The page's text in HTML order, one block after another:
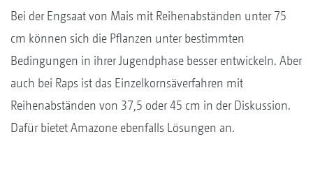
Bei der Engsaat von Mais mit Reihenabständen unter 75
cm können sich die Pflanzen unter bestimmten
Bedingungen in ihrer Jugendphase besser entwickeln. Aber
auch bei Raps ist das Einzelkornsäverfahren mit
Reihenabständen von 37,5 oder 45 cm in der Diskussion.
Dafür bietet Amazone ebenfalls Lösungen an.